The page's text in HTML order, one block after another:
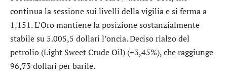
continua la sessione sui livelli della vigilia e si ferma a
1,151. L’Oromantiene la posizione sostanzialmente
stabile su 5.005,5 dollari l’oncia. Deciso rialzo del
petrolio (Light Sweet Crude Oil) (+3,45%), che raggiunge
96,73 dollari per barile.